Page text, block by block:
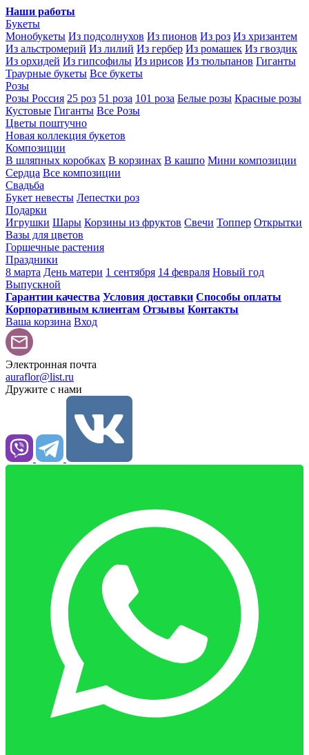
Наши работы
Букеты
Монобукеты Из подсолнухов Из пионов Из роз Из хризантем
Из альстромерий Из лилий Из гербер Из ромашек Из гвоздик
Из орхидей Из гипсофилы Из ирисов Из тюльпанов Гиганты
Траурные букеты Все букеты
Розы
Розы Россия 25 роз 51 роза 101 роза Белые розы Красные розы
Кустовые Гиганты Все Розы
Цветы поштучно
Новая коллекция букетов
Композиции
В шляпных коробках В корзинах В кашпо Мини композиции
Сердца Все композиции
Свадьба
Букет невесты Лепестки роз
Подарки
Игрушки Шары Корзины из фруктов Свечи Топпер Открытки
Вазы для цветов
Горшечные растения
Праздники
8 марта День матери 1 сентября 14 февраля Новый год
Выпускной
Гарантии качества Условия доставки Способы оплаты
Корпоративным клиентам Отзывы Контакты
Ваша корзина Вход
Электронная почта
auraflor@list.ru
Дружите с нами